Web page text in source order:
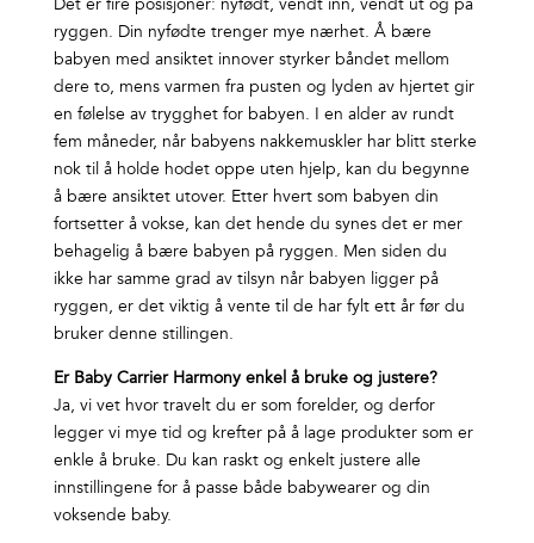
Det er fire posisjoner: nyfødt, vendt inn, vendt ut og på
ryggen. Din nyfødte trenger mye nærhet. Å bære
babyen med ansiktet innover styrker båndet mellom
dere to, mens varmen fra pusten og lyden av hjertet gir
en følelse av trygghet for babyen. I en alder av rundt
fem måneder, når babyens nakkemuskler har blitt sterke
nok til å holde hodet oppe uten hjelp, kan du begynne
å bære ansiktet utover. Etter hvert som babyen din
fortsetter å vokse, kan det hende du synes det er mer
behagelig å bære babyen på ryggen. Men siden du
ikke har samme grad av tilsyn når babyen ligger på
ryggen, er det viktig å vente til de har fylt ett år før du
bruker denne stillingen.
Er Baby Carrier Harmony enkel å bruke og justere?
Ja, vi vet hvor travelt du er som forelder, og derfor
legger vi mye tid og krefter på å lage produkter som er
enkle å bruke. Du kan raskt og enkelt justere alle
innstillingene for å passe både babywearer og din
voksende baby.